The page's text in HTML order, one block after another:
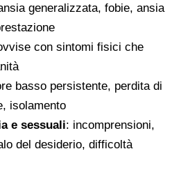
generalizzata, fobie, ansia
con sintomi fisici che
basso persistente, perdita di
isolamento
e sessuali: incomprensioni,
del desiderio, difficoltà